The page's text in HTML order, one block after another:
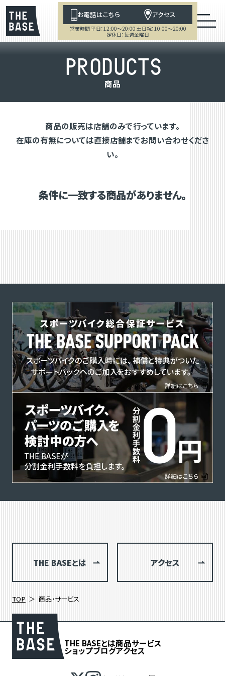
お電話はこちら アクセス
営業時間 平日：12:00～20:00 土日祝：10:00～20:00
定休日：毎週金曜日
PRODUCTS
商品
商品の販売は店舗のみで行っています。
在庫の有無については直接店舗までお問い合わせくださ
い。
条件に一致する商品がありません。
THE BASEとは アクセス
TOP 商品・サービス
THE BASEとは商品サービス
ショップブログアクセス